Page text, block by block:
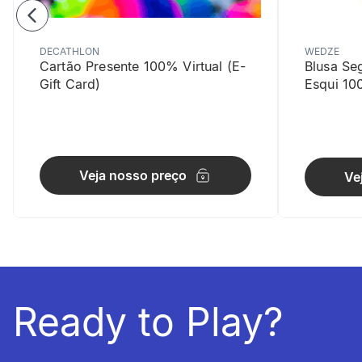
Com alta
destaque.
DECATHLON
Cartão Presente 100% Virtual (E-
Gift Card)
Veja nosso preço
WEDZE
Blusa
Esqui
Ready to Play?